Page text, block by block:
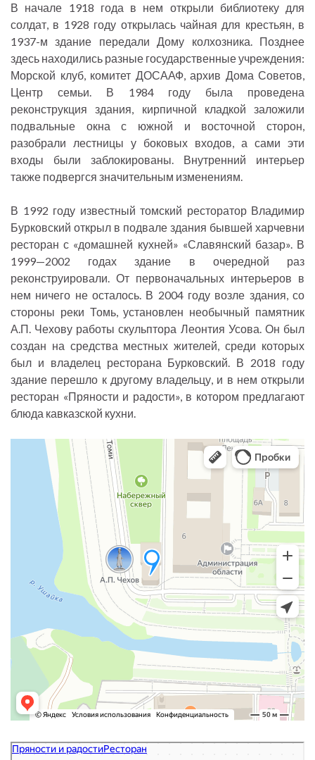
В начале 1918 года в нем открыли библиотеку для
солдат, в 1928 году открылась чайная для крестьян, в
1937-м здание передали Дому колхозника. Позднее
здесь находились разные государственные учреждения:
Морской клуб, комитет ДОСААФ, архив Дома Советов,
Центр семьи. В 1984 году была проведена
реконструкция здания, кирпичной кладкой заложили
подвальные окна с южной и восточной сторон,
разобрали лестницы у боковых входов, а сами эти
входы были заблокированы. Внутренний интерьер
также подвергся значительным изменениям.
В 1992 году известный томский ресторатор Владимир
Бурковский открыл в подвале здания бывшей харчевни
ресторан с «домашней кухней» «Славянский базар». В
1999—2002 годах здание в очередной раз
реконструировали. От первоначальных интерьеров в
нем ничего не осталось. В 2004 году возле здания, со
стороны реки Томь, установлен необычный памятник
А.П. Чехову работы скульптора Леонтия Усова. Он был
создан на средства местных жителей, среди которых
был и владелец ресторана Бурковский. В 2018 году
здание перешло к другому владельцу, и в нем открыли
ресторан «Пряности и радости», в котором предлагают
блюда кавказской кухни.
Пряности и радости